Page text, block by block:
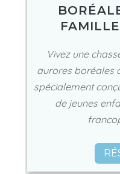
Vivez une
aurores boréales
spécialement
de jeunes